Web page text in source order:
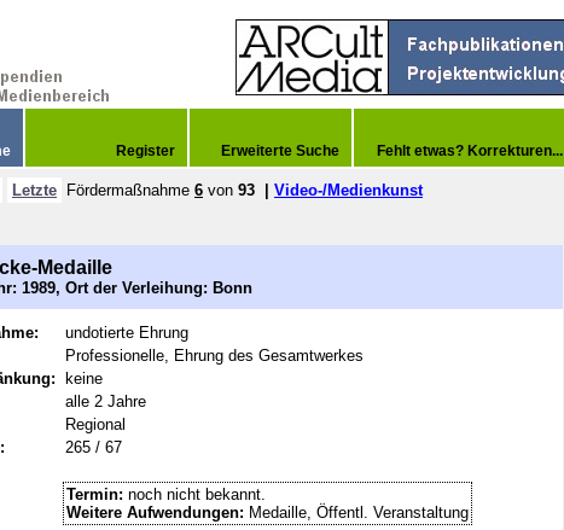
Register Erweiterte Suche Fehlt etwas? Korrekturen...
Letzte Fördermaßnahme 6 von 93 Video-/Medienkunst
Medaille
1989, Ort der Verleihung: Bonn
undotierte Ehrung
Professionelle, Ehrung des Gesamtwerkes
keine
alle 2 Jahre
Regional
265 / 67
Termin: noch nicht bekannt.
Weitere Aufwendungen: Medaille, Öffentl. Veranstaltung